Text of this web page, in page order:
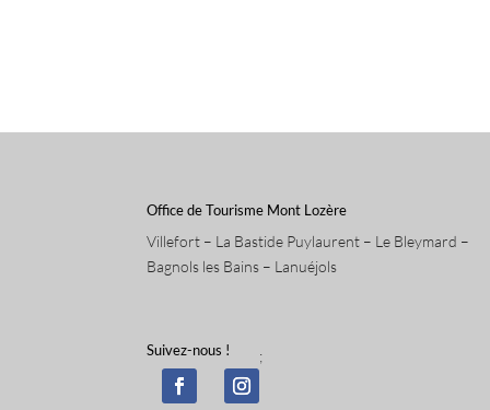
Office de Tourisme Mont Lozère
Villefort – La Bastide Puylaurent – Le Bleymard –
Bagnols les Bains – Lanuéjols
Suivez-nous ! ;